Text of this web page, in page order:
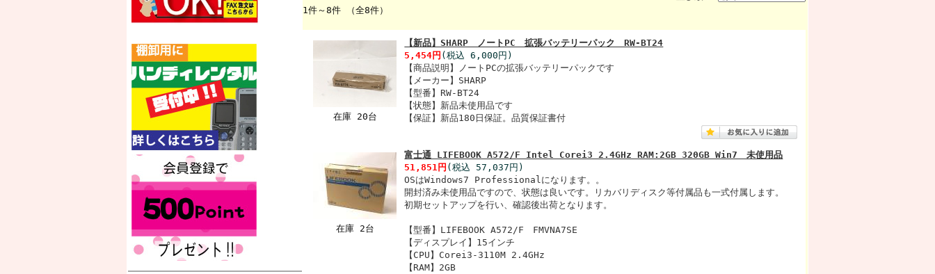
1件～8件 （全8件）
在庫 20台
【新品】SHARP ノートPC 拡張バッテリーパック RW-BT24
5,454円 (税込 6,000円)
【商品説明】ノートPCの拡張バッテリーパックです
【メーカー】SHARP
【型番】RW-BT24
【状態】新品未使用品です
【保証】新品180日保証。品質保証書付
在庫 2台
富士通 LIFEBOOK A572/F Intel Corei3 2.4GHz RAM:2GB 320GB Win7 未使用品
51,851円 (税込 57,037円)
OSはWindows7 Professionalになります。。
開封済み未使用品ですので、状態は良いです。リカバリディスク等付属品も一式付属します。
初期セットアップを行い、確認後出荷となります。
【型番】LIFEBOOK A572/F FMVNA7SE
【ディスプレイ】15インチ
【CPU】Corei3-3110M 2.4GHz
【RAM】2GB